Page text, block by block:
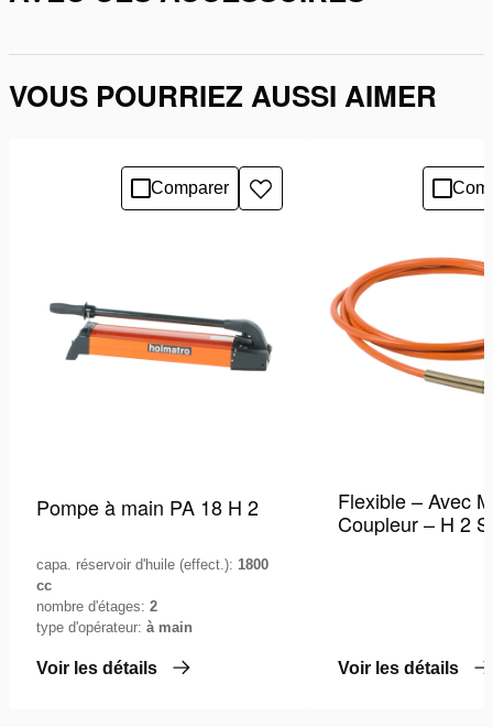
VOUS POURRIEZ AUSSI AIMER
Comparer
Ajouter
à
Pompe à main PA 18 H 2
capa. réservoir d'huile (effect.): 1800
cc
nombre d'étages: 2
type d'opérateur: à main
Voir les détails
Flexible – Avec
Coupleur – H 2
Voir les détails